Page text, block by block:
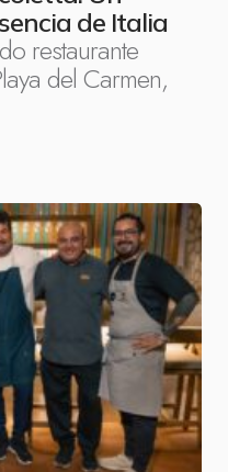
de Italia
restaurante
del Carmen,